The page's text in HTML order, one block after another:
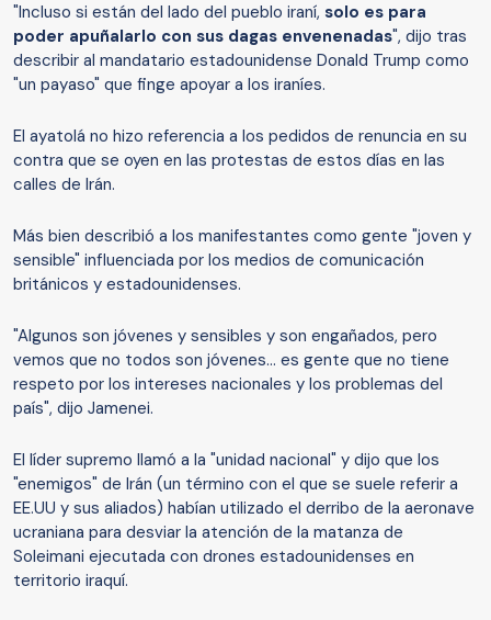
"Incluso si están del lado del pueblo iraní, solo es para
poder apuñalarlo con sus dagas envenenadas", dijo tras
describir al mandatario estadounidense Donald Trump como
"un payaso" que finge apoyar a los iraníes.
El ayatolá no hizo referencia a los pedidos de renuncia en su
contra que se oyen en las protestas de estos días en las
calles de Irán.
Más bien describió a los manifestantes como gente "joven y
sensible" influenciada por los medios de comunicación
británicos y estadounidenses.
"Algunos son jóvenes y sensibles y son engañados, pero
vemos que no todos son jóvenes... es gente que no tiene
respeto por los intereses nacionales y los problemas del
país", dijo Jamenei.
El líder supremo llamó a la "unidad nacional" y dijo que los
"enemigos" de Irán (un término con el que se suele referir a
EE.UU y sus aliados) habían utilizado el derribo de la aeronave
ucraniana para desviar la atención de la matanza de
Soleimani ejecutada con drones estadounidenses en
territorio iraquí.